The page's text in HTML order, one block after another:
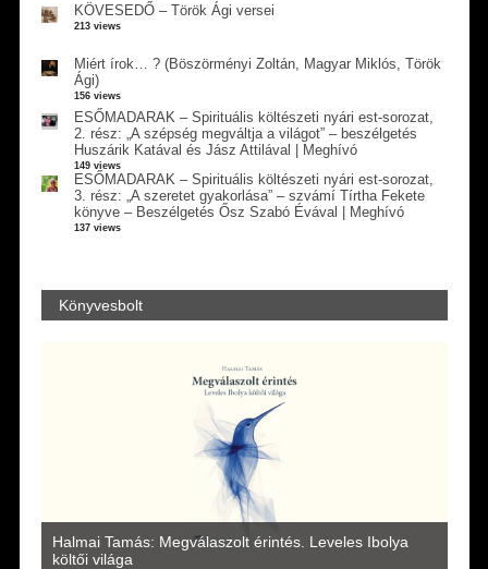
KÖVESEDŐ – Török Ági versei
213 views
Miért írok… ? (Böszörményi Zoltán, Magyar Miklós, Török
Ági)
156 views
ESŐMADARAK – Spirituális költészeti nyári est-sorozat,
2. rész: „A szépség megváltja a világot” – beszélgetés
Huszárik Katával és Jász Attilával | Meghívó
149 views
ESŐMADARAK – Spirituális költészeti nyári est-sorozat,
3. rész: „A szeretet gyakorlása” – szvámí Tírtha Fekete
könyve – Beszélgetés Ősz Szabó Évával | Meghívó
137 views
Könyvesbolt
Halmai Tamás: Megválaszolt érintés. Leveles Ibolya
költői világa